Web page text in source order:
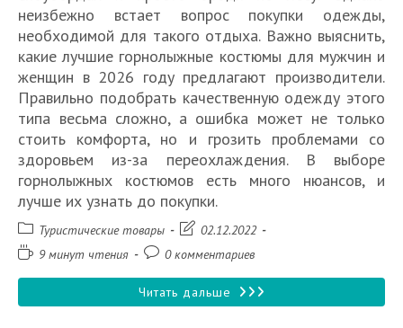
неизбежно встает вопрос покупки одежды,
необходимой для такого отдыха. Важно выяснить,
какие лучшие горнолыжные костюмы для мужчин и
женщин в 2026 году предлагают производители.
Правильно подобрать качественную одежду этого
типа весьма сложно, а ошибка может не только
стоить комфорта, но и грозить проблемами со
здоровьем из-за переохлаждения. В выборе
горнолыжных костюмов есть много нюансов, и
лучше их узнать до покупки.
Рубрика
записи:
Туристические товары
Запись02.12.2022
Время9 минут чтения
Комментарии
записи:
0 комментариев
Читать дальше Топ